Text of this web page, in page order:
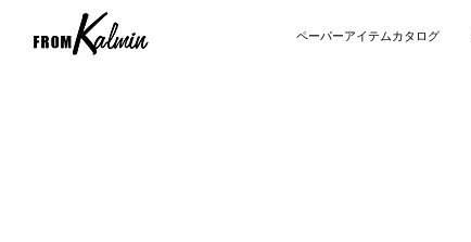
ペーパーアイテムカタログ